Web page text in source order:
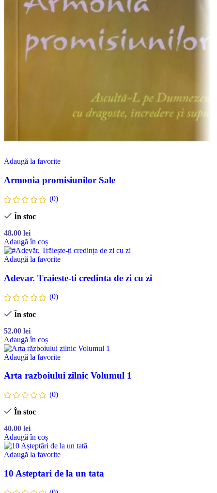
Adaugă la favorite
Armonia promisiunilor Sale
(0)
În stoc
48.00 lei
Adaugă în coș
Adaugă la favorite
Adevar. Traieste-ti credinta de zi cu zi
(0)
În stoc
52.00 lei
Adaugă în coș
Adaugă la favorite
Arta razboiului zilnic Volumul 1
(0)
În stoc
40.00 lei
Adaugă în coș
Adaugă la favorite
10 Asteptari de la un tata